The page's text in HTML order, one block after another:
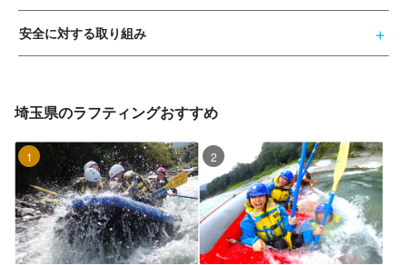
安全に対する取り組み
埼玉県のラフティングおすすめ
1位 2位